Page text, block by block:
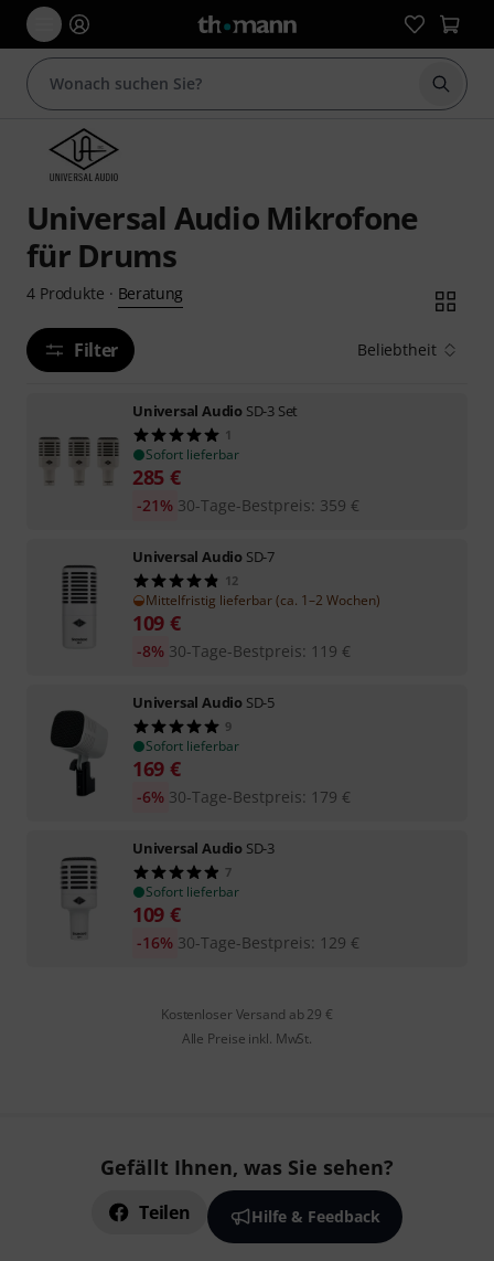
Suche
Universal Audio Mikrofone
für Drums
4 Produkte · Beratung
Filter Beliebtheit
Universal Audio SD-3 Set
1
Sofort lieferbar
285 €
30-Tage-Bestpreis: 359 €
-21%
Universal Audio SD-7
12
Mittelfristig lieferbar (ca. 1–2 Wochen)
109 €
30-Tage-Bestpreis: 119 €
-8%
Universal Audio SD-5
9
Sofort lieferbar
169 €
30-Tage-Bestpreis: 179 €
-6%
Universal Audio SD-3
7
Sofort lieferbar
109 €
30-Tage-Bestpreis: 129 €
-16%
Kostenloser Versand ab 29 €
Alle Preise inkl. MwSt.
Gefällt Ihnen, was Sie sehen?
Teilen Hilfe & Feedback